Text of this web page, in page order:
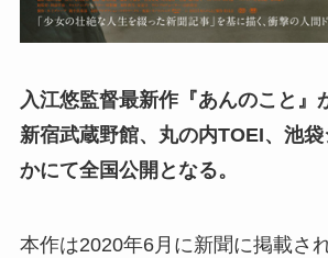
入江悠監督最新作『あんのこと』
新宿武蔵野館、丸の内TOEI、池
かにて全国公開となる。
本作は2020年6月に新聞に掲載さ